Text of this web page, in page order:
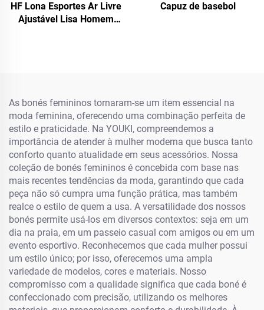
HF Lona Esportes Ar Livre
Ajustável Lisa Homem
Capuz de basebol
As bonés femininos tornaram-se um item essencial na
moda feminina, oferecendo uma combinação perfeita de
estilo e praticidade. Na YOUKI, compreendemos a
importância de atender à mulher moderna que busca tanto
conforto quanto atualidade em seus acessórios. Nossa
coleção de bonés femininos é concebida com base nas
mais recentes tendências da moda, garantindo que cada
peça não só cumpra uma função prática, mas também
realce o estilo de quem a usa. A versatilidade dos nossos
bonés permite usá-los em diversos contextos: seja em um
dia na praia, em um passeio casual com amigos ou em um
evento esportivo. Reconhecemos que cada mulher possui
um estilo único; por isso, oferecemos uma ampla
variedade de modelos, cores e materiais. Nosso
compromisso com a qualidade significa que cada boné é
confeccionado com precisão, utilizando os melhores